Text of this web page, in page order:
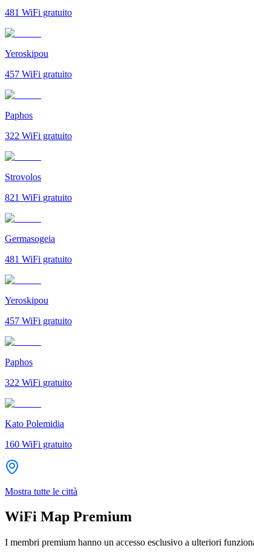
481 WiFi gratuito
Yeroskipou
457 WiFi gratuito
Paphos
322 WiFi gratuito
Strovolos
821 WiFi gratuito
Germasogeia
481 WiFi gratuito
Yeroskipou
457 WiFi gratuito
Paphos
322 WiFi gratuito
Kato Polemidia
160 WiFi gratuito
Mostra tutte le città
WiFi Map Premium
I membri premium hanno un accesso esclusivo a ulteriori